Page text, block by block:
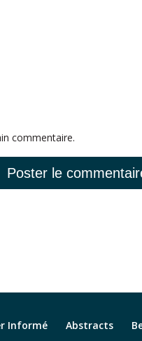
commentaire.
Informé Abstracts